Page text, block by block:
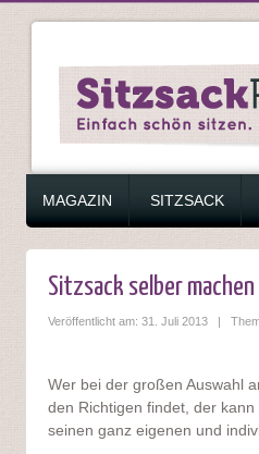
ZUM INHALT SPRINGEN
MAGAZIN SITZSACK
Sitzsack selber
Veröffentlicht am: 31. Juli 2013 |
Wer bei der großen Auswahl
den Richtigen findet, der
seinen ganz eigenen und